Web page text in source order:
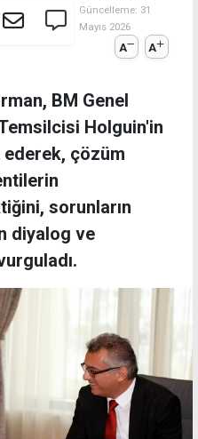
Güncelleme: 31
Mayıs 2026
A A
BM Genel
Holguin'in
çözüm
sorunların
diyalog ve